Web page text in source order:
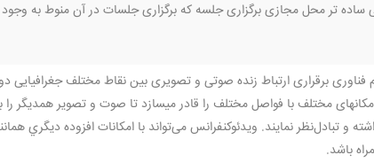
ساده تر محل مجازی برگزاری جلسه که برگزاری جلسات در آن منوط به
فناوری برقراری ارتباط زنده صوتی و تصویری بین نقاط مختلف جغرافیایی
مکانهای مختلف با فواصل مختلف را قادر ميسازد تا صوت و تصوير همديگر
و تبادل‌نظر نمايند. ويدئوكنفرانس می‌تواند با امكانات افزوده ديگري
باشد.